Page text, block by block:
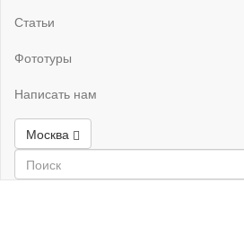
Статьи
Фототуры
Написать нам
Москва